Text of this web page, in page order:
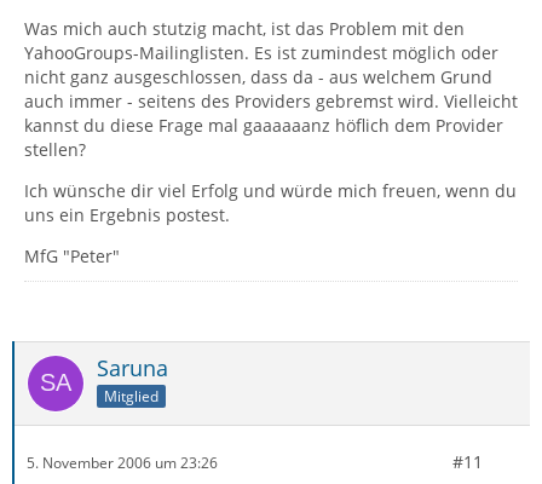
Was mich auch stutzig macht, ist das Problem mit den
YahooGroups-Mailinglisten. Es ist zumindest möglich oder
nicht ganz ausgeschlossen, dass da - aus welchem Grund
auch immer - seitens des Providers gebremst wird. Vielleicht
kannst du diese Frage mal gaaaaaanz höflich dem Provider
stellen?
Ich wünsche dir viel Erfolg und würde mich freuen, wenn du
uns ein Ergebnis postest.
MfG "Peter"
Saruna
Mitglied
5. November 2006 um 23:26 #11